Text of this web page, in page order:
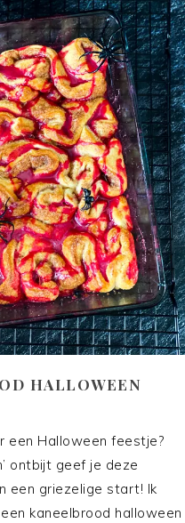
HALLOWEEN
een Halloween feestje?
ontbijt geef je deze
een griezelige start! Ik
kaneelbrood halloween